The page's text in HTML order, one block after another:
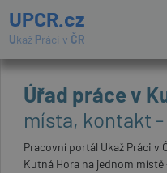
UPCR.cz
Ukaž Práci v ČR
Úřad práce v
místa, kontakt
Pracovní portál Ukaž Práci v
Kutná Hora na jednom